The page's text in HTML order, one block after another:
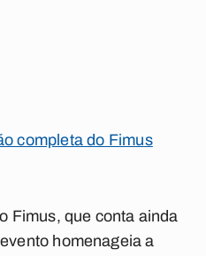
completa do Fimus
Fimus, que conta ainda
homenageia a